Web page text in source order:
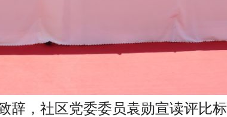
辞，社区党委委员袁勋宣读评比标